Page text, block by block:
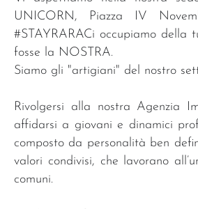
UNICORN, Piazza IV
#STAYRARACi occupiamo della
fosse la NOSTRA.
Siamo gli "artigiani" del nostro
Rivolgersi alla nostra Agenzia
affidarsi a giovani e dinamici
composto da personalità ben
valori condivisi, che lavorano
comuni.